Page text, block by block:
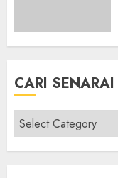
CARI
Cari
Senarai
Tumbuhan